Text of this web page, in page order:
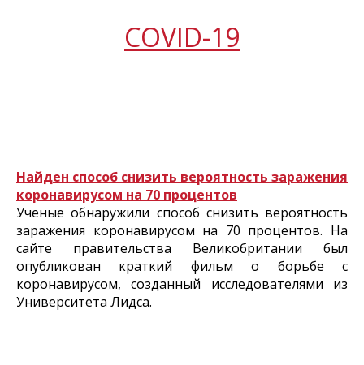
COVID-19
Найден способ снизить вероятность заражения
коронавирусом на 70 процентов
Ученые обнаружили способ снизить вероятность
заражения коронавирусом на 70 процентов. На
сайте правительства Великобритании был
опубликован краткий фильм о борьбе с
коронавирусом, созданный исследователями из
Университета Лидса.